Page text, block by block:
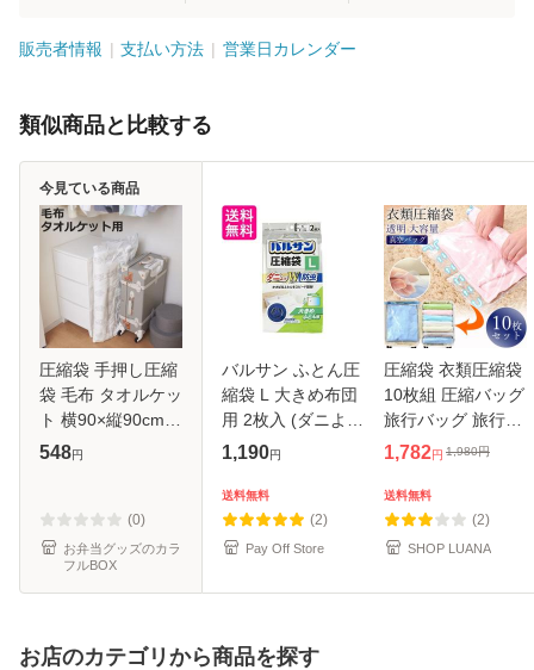
販売者情報 支払い方法 営業日カレンダー
類似商品と比較する
圧縮袋 手押し圧縮
袋 毛布 タオルケッ
ト 横90×縦90cm
（ 布団圧縮袋 圧縮
円筒型 筒状 立つ
座布団
548円
(0)
お弁当グッズのカラ
フルBOX
今見ている商品
バルサン ふとん圧
縮袋 L 大きめ布団
用 2枚入 (ダニよけ
防虫 Wパワー)
料
1,190円
送料無料
(2)
Pay Off Store
圧縮袋 衣類圧縮袋
10枚組 圧縮バッグ
旅行バッグ 旅行用
布団圧縮袋 掃除機
出張 省スペース ト
ラベル
1,782円 1,980円
送料無料
(2)
SHOP LUANA
お店のカテゴリから商品を探す